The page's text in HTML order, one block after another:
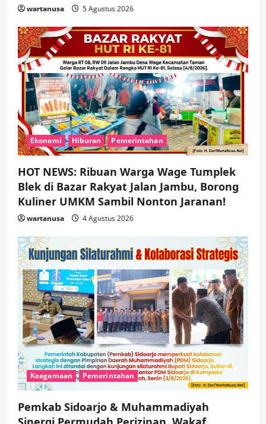
wartanusa 5 Agustus 2026
Ekonomi Hiburan Pemerintahan
HOT NEWS: Ribuan Warga Wage Tumplek
Blek di Bazar Rakyat Jalan Jambu, Borong
Kuliner UMKM Sambil Nonton Jaranan!
wartanusa 4 Agustus 2026
Keagamaan Pemerintahan
Pemkab Sidoarjo & Muhammadiyah